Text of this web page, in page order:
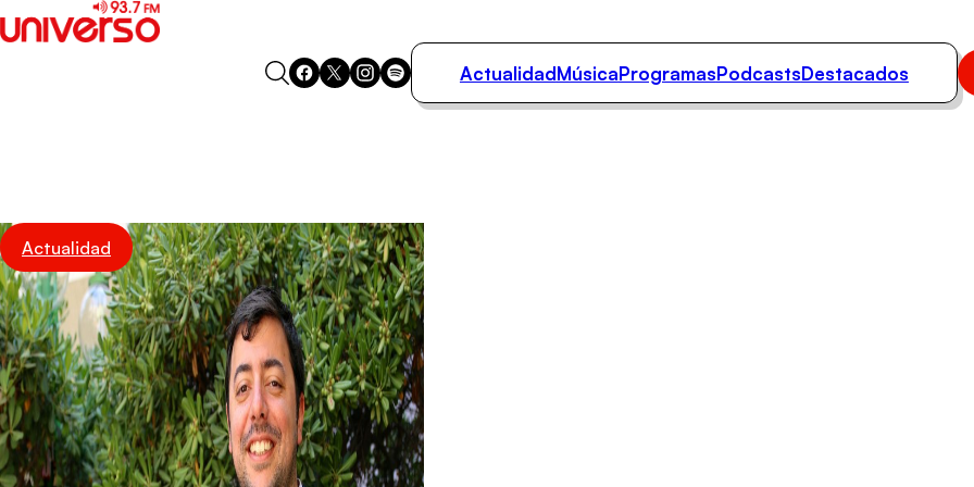
Podcasts
Destacados
ActualidadMúsicaProgramasPodcastsDestacados
Actualidad